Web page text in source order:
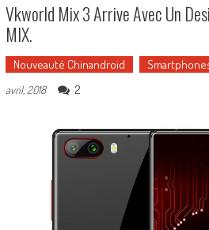
Vkworld Mix 3 Arrive Avec Un
MIX.
Nouveauté Chinandroid
avril, 2018
2